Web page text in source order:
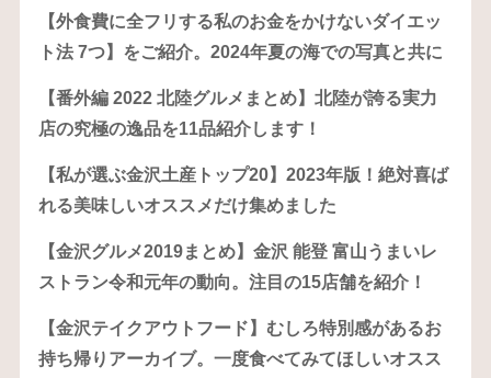
【外食費に全フリする私のお金をかけないダイエッ
ト法 7つ】をご紹介。2024年夏の海での写真と共に
【番外編 2022 北陸グルメまとめ】北陸が誇る実力
店の究極の逸品を11品紹介します！
【私が選ぶ金沢土産トップ20】2023年版！絶対喜ば
れる美味しいオススメだけ集めました
【金沢グルメ2019まとめ】金沢 能登 富山うまいレ
ストラン令和元年の動向。注目の15店舗を紹介！
【金沢テイクアウトフード】むしろ特別感があるお
持ち帰りアーカイブ。一度食べてみてほしいオスス